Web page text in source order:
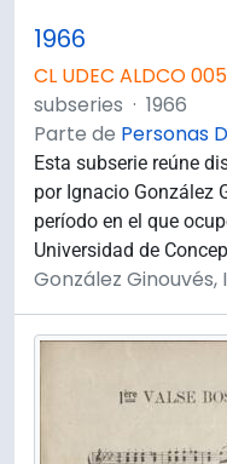
1966
CL UDEC ALDCO
subseries · 1966
Parte de Personas
Esta subserie reúne
por Ignacio González
período en el que
Universidad de
González Ginouvés,